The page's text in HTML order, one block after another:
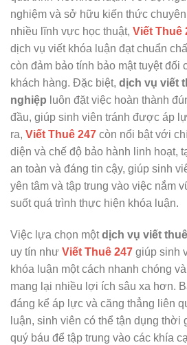
nghiệm và sở hữu kiến thức
nhiều lĩnh vực học thuật, Viết Thuê
dịch vụ viết khóa luận đạt chuẩn
còn đảm bảo tính bảo mật tuyệt đối
khách hàng. Đặc biệt, dịch vụ viết
nghiệp luôn đặt việc hoàn thành
đầu, giúp sinh viên tránh được áp
ra, Viết Thuê 247 còn nổi bật với
diện và chế độ bảo hành linh hoạt,
an toàn và đáng tin cậy, giúp sinh
yên tâm và tập trung vào việc nắm
suốt quá trình thực hiện khóa luận.
Việc lựa chọn mộtdịch vụ viết
uy tín như Viết Thuê 247 giúp sinh
khóa luận một cách nhanh chóng
mang lại nhiều lợi ích sâu xa hơn.
đáng kể áp lực và căng thẳng liên
luận, sinh viên có thể tận dụng
quý báu để tập trung vào các khía